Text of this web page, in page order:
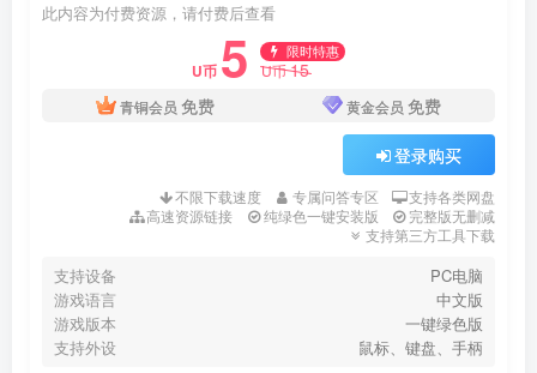
此内容为付费资源，请付费后查看
U币 5 限时特惠
U币15
青铜会员 免费 黄金会员 免费
登录购买
不限下载速度 专属问答专区
支持各类网盘
高速资源链接
纯绿色一键安装版
完整版无删减
支持第三方工具下载
支持设备
PC电脑
游戏语言
中文版
游戏版本
一键绿色版
支持外设
鼠标、键盘、手柄